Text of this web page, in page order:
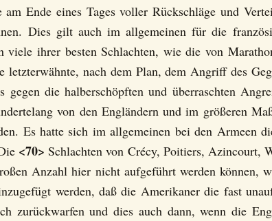
Ende eines Tages voller Rückschläge und
Dies gilt auch im allgemeinen für die
viele ihrer besten Schlachten, wie die von
letzterwähnte, nach dem Plan, dem Angriff des
gegen die halberschöpften und überraschten
von den Engländern und im größeren
Es hatte sich im allgemeinen bei den Armeen
<70> Schlachten von Crécy, Poitiers, Azincourt,
Anzahl hier nicht aufgeführt werden können,
werden, daß die Amerikaner die fast
zurückwarfen und dies auch dann, wenn die